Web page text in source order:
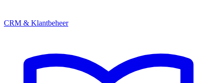
CRM & Klantbeheer